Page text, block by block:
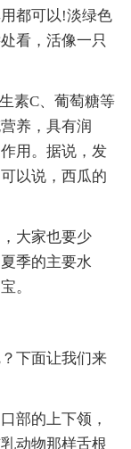
都可以!淡绿色
看，活像一只
素C、葡萄糖等
养，具有润
用。据说，发
以说，西瓜的
大家也要少
季的主要水
。
下面让我们来
部的上下领，
动物那样舌根